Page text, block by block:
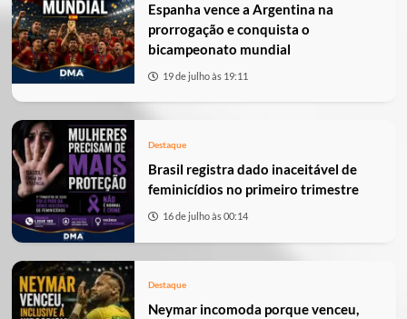
Espanha vence a Argentina na
prorrogação e conquista o
bicampeonato mundial
19 de julho às 19:11
Destaque
Brasil registra dado inaceitável de
feminicídios no primeiro trimestre
16 de julho às 00:14
Destaque
Neymar incomoda porque venceu,